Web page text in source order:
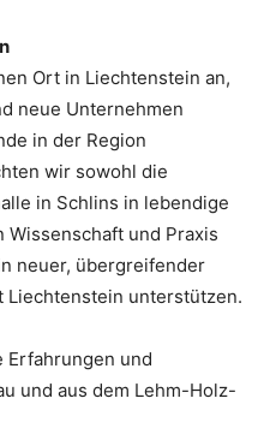
Ort in Liechtenstein an,
neue Unternehmen
in der Region
wir sowohl die
in Schlins in lebendige
und Praxis
neuer, übergreifender
Liechtenstein unterstützen.
Erfahrungen und
und aus dem Lehm-Holz-